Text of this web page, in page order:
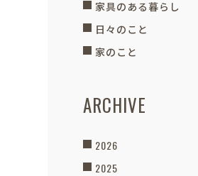
家具のある暮らし
日々のこと
家のこと
ARCHIVE
2026
2025